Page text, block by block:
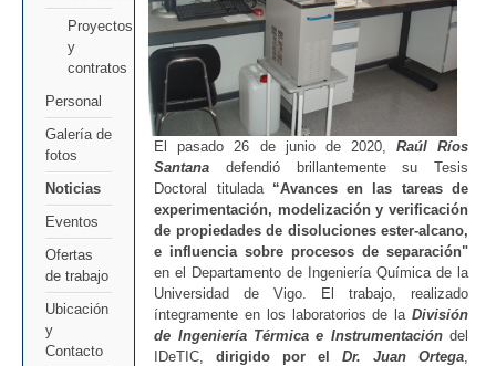
Proyectos
y
contratos
Personal
Galería de
fotos
Noticias
Eventos
Ofertas
de trabajo
Ubicación
y
Contacto
El pasado 26 de junio de 2020, Raúl Ríos
Santana defendió brillantemente su Tesis
Doctoral titulada “Avances en las tareas de
experimentación, modelización y verificación
de propiedades de disoluciones ester-alcano,
e influencia sobre procesos de separación"
en el Departamento de Ingeniería Química de la
Universidad de Vigo. El trabajo, realizado
íntegramente en los laboratorios de la División
de Ingeniería Térmica e Instrumentacióndel
IDeTIC,dirigido por elDr. Juan Ortega